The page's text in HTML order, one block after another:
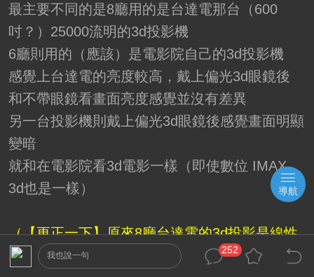
最主要不同的是8廳用的是台達電那台（600
吋？）25000流明的3d投影機
6廳則用的（應該）是電影院自己的3d投影機
感覺上台達電的亮度較高，戴上偏光3d眼鏡後
和不帶眼鏡看畫面亮度感覺並沒有差異
另一台投影機則戴上偏光3d眼鏡後感覺畫面明顯
變暗
就和在電影院看3d電影一樣（即使數位 IMAX
3d也是一樣）
（【更正一下】原來8廳台達電的3d投影是線性
偏光的我也說一句
252
導航